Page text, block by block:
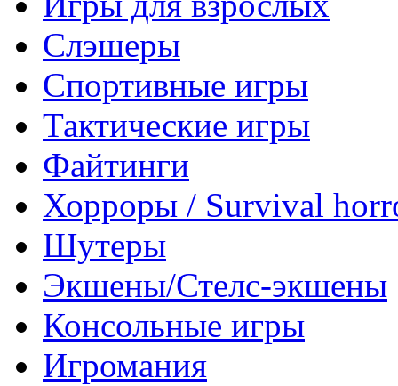
Слэшеры
Спортивные игры
Тактические игры
Файтинги
Хорроры / Survival
Шутеры
Экшены/Стелс-экшены
Консольные игры
Игромания